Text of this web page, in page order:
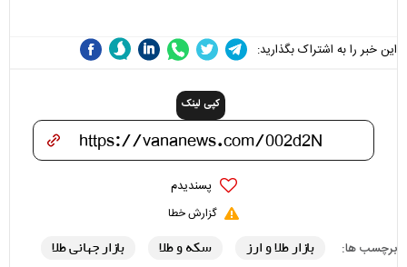
این خبر را به اشتراک بگذارید:
کپی لینک
پسندیدم
گزارش خطا
برچسب ها: بازار طلا و ارز سکه و طلا
بازار جهانی طلا